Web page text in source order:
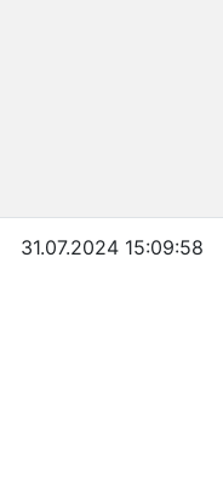
31.07.2024 15:09:58